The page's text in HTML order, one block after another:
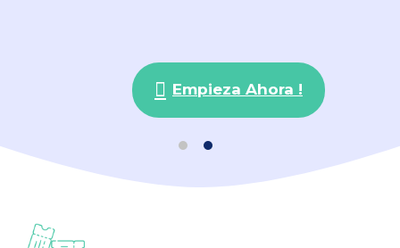
Empieza Ahora !
Empieza Ahora !